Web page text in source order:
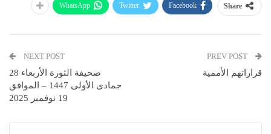
Share
Facebook
Twitter
WhatsApp
قراراتهم الأممية
NEXT POST
صحيفة الثورة الأربعاء 28
جمادى الأولى 1447 – الموافق
19 نوفمبر 2025